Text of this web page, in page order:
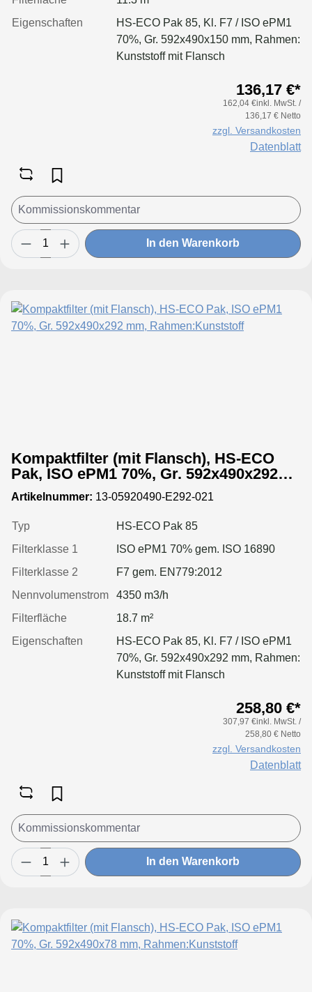
Eigenschaften
HS-ECO Pak 85, Kl. F7 / ISO ePM1
70%, Gr. 592x490x150 mm, Rahmen:
Kunststoff mit Flansch
136,17 €*
162,04 €inkl. MwSt. /
136,17 € Netto
zzgl. Versandkosten
Datenblatt
In den Warenkorb
Kompaktfilter (mit Flansch), HS-ECO
Pak, ISO ePM1 70%, Gr. 592x490x292
mm, Rahmen:Kunststoff
Artikelnummer: 13-05920490-E292-021
Typ
HS-ECO Pak 85
Filterklasse 1
ISO ePM1 70% gem. ISO 16890
Filterklasse 2
F7 gem. EN779:2012
Nennvolumenstrom
4350 m3/h
Filterfläche
18.7 m²
Eigenschaften
HS-ECO Pak 85, Kl. F7 / ISO ePM1
70%, Gr. 592x490x292 mm, Rahmen:
Kunststoff mit Flansch
258,80 €*
307,97 €inkl. MwSt. /
258,80 € Netto
zzgl. Versandkosten
Datenblatt
In den Warenkorb